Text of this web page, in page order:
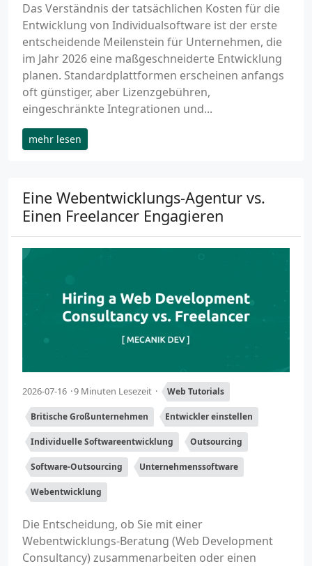
Das Verständnis der tatsächlichen Kosten für die
Entwicklung von Individualsoftware ist der erste
entscheidende Meilenstein für Unternehmen, die
im Jahr 2026 eine maßgeschneiderte Entwicklung
planen. Standardplattformen erscheinen anfangs
oft günstiger, aber Lizenzgebühren,
eingeschränkte Integrationen und...
mehr lesen
Eine Webentwicklungs-Agentur vs.
Einen Freelancer Engagieren
2026-07-16 9 Minuten Lesezeit Web Tutorials
Britische Großunternehmen Entwickler einstellen
Individuelle Softwareentwicklung Outsourcing
Software-Outsourcing Unternehmenssoftware
Webentwicklung
Die Entscheidung, ob Sie mit einer
Webentwicklungs-Beratung (Web Development
Consultancy) zusammenarbeiten oder einen